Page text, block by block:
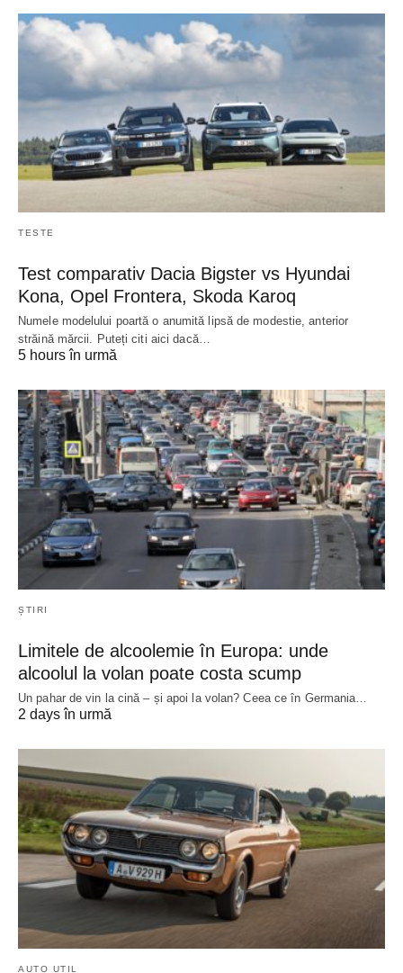
TESTE
Test comparativ Dacia Bigster vs Hyundai
Kona, Opel Frontera, Skoda Karoq
Numele modelului poartă o anumită lipsă de modestie, anterior
străină mărcii. Puteți citi aici dacă…
5 hours în urmă
ȘTIRI
Limitele de alcoolemie în Europa: unde
alcoolul la volan poate costa scump
Un pahar de vin la cină – și apoi la volan? Ceea ce în Germania…
2 days în urmă
AUTO UTIL